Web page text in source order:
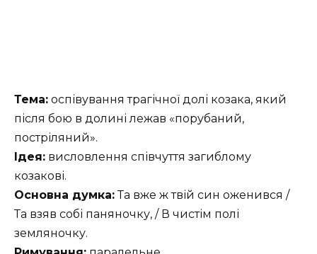
Тема: оспівування трагічної долі козака, який
після бою в долині лежав «порубаний,
постріляний».
Ідея: висловлення співчуття загиблому
козакові.
Основна думка:Та вже ж твій син оженився /
Та взяв собі паняночку, / В чистім полі
земляночку.